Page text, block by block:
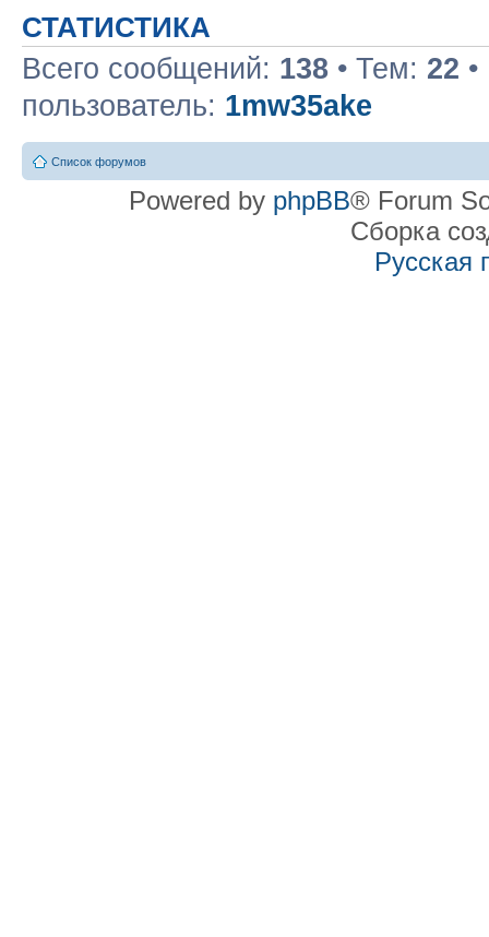
СТАТИСТИКА
Всего сообщений: 138 • Тем: 22
пользователь: 1mw35ake
Список форумов
Powered by phpBB® Forum
Сборка
Русская